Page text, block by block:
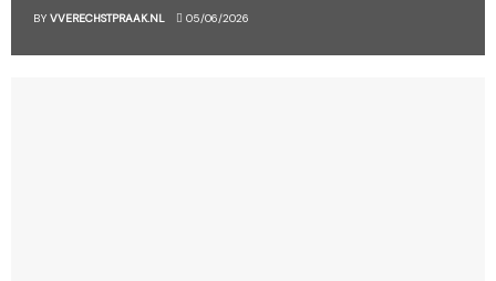
BY VVERECHSTPRAAK.NL 05/06/2026